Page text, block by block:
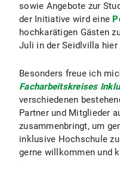
sowie Angebote zur
der Initiative wird eine
hochkarätigen Gästen
Juli in der Seidlvilla
Besonders freue ich
Facharbeitskreises
verschiedenen
Partner und Mitglieder
zusammenbringt, um
inklusive Hochschule
gerne willkommen und